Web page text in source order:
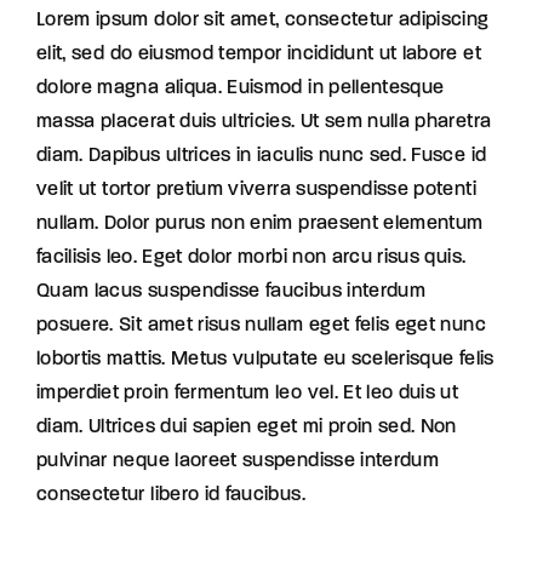
Lorem ipsum dolor sit amet, consectetur adipiscing
elit, sed do eiusmod tempor incididunt ut labore et
dolore magna aliqua. Euismod in pellentesque
massa placerat duis ultricies. Ut sem nulla pharetra
diam. Dapibus ultrices in iaculis nunc sed. Fusce id
velit ut tortor pretium viverra suspendisse potenti
nullam. Dolor purus non enim praesent elementum
facilisis leo. Eget dolor morbi non arcu risus quis.
Quam lacus suspendisse faucibus interdum
posuere. Sit amet risus nullam eget felis eget nunc
lobortis mattis. Metus vulputate eu scelerisque felis
imperdiet proin fermentum leo vel. Et leo duis ut
diam. Ultrices dui sapien eget mi proin sed. Non
pulvinar neque laoreet suspendisse interdum
consectetur libero id faucibus.